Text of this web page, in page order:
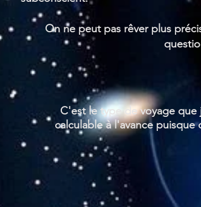
On ne peut pas rêver plus
C'est le type de voyage
calculable à l'avance